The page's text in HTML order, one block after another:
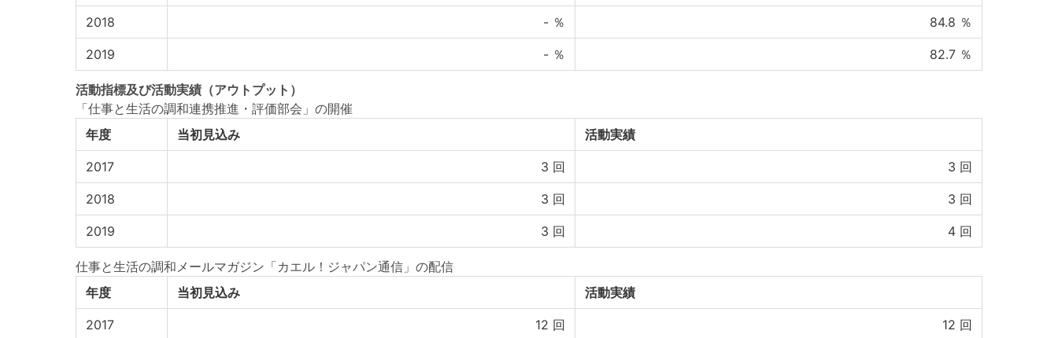
2018 - ％ 84.8 ％
2019 - ％ 82.7 ％
活動指標及び活動実績 （アウトプット）
「仕事と生活の調和連携推進・評価部会」の開催
年度
当初見込み 活動実績
2017 3 回 3 回
2018 3 回 3 回
2019 3 回 4 回
仕事と生活の調和メールマガジン「カエル！ジャパン通信」の配信
年度
当初見込み 活動実績
2017 12 回 12 回